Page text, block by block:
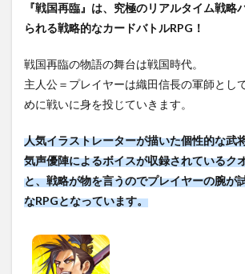
『戦
国再
臨』
究極
のリ
アル
タイ
略バ
が繰
り広
げら
れる
的な
カー
ドバ
『戦国再臨』は、究極のリアルタイム戦略
られる戦略的なカードバトルRPG！
戦国再臨の物語の舞台は戦国時代。
主人公＝プレイヤーは織田信長の軍師とし
めに戦いに身を投じていきます。
人気イラストレーターが描いた個性的な武
気声優陣によるボイスが収録されているク
と、戦略が物を言うのでプレイヤーの腕が
なRPGとなっています。